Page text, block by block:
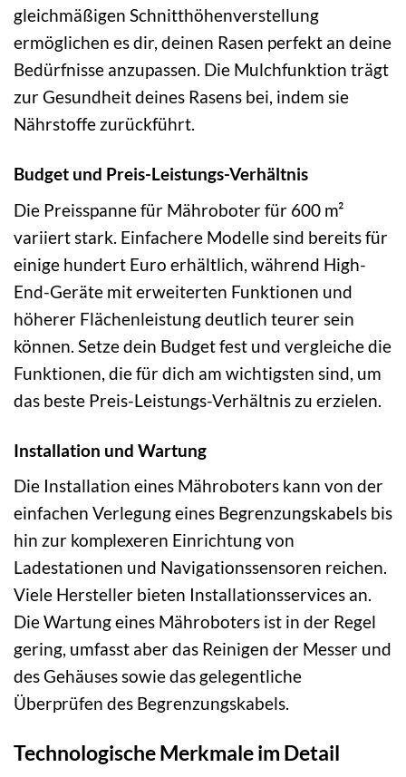
gleichmäßigen Schnitthöhenverstellung
ermöglichen es dir, deinen Rasen perfekt an deine
Bedürfnisse anzupassen. Die Mulchfunktion trägt
zur Gesundheit deines Rasens bei, indem sie
Nährstoffe zurückführt.
Budget und Preis-Leistungs-Verhältnis
Die Preisspanne für Mähroboter für 600 m²
variiert stark. Einfachere Modelle sind bereits für
einige hundert Euro erhältlich, während High-
End-Geräte mit erweiterten Funktionen und
höherer Flächenleistung deutlich teurer sein
können. Setze dein Budget fest und vergleiche die
Funktionen, die für dich am wichtigsten sind, um
das beste Preis-Leistungs-Verhältnis zu erzielen.
Installation und Wartung
Die Installation eines Mähroboters kann von der
einfachen Verlegung eines Begrenzungskabels bis
hin zur komplexeren Einrichtung von
Ladestationen und Navigationssensoren reichen.
Viele Hersteller bieten Installationsservices an.
Die Wartung eines Mähroboters ist in der Regel
gering, umfasst aber das Reinigen der Messer und
des Gehäuses sowie das gelegentliche
Überprüfen des Begrenzungskabels.
Technologische Merkmale im Detail